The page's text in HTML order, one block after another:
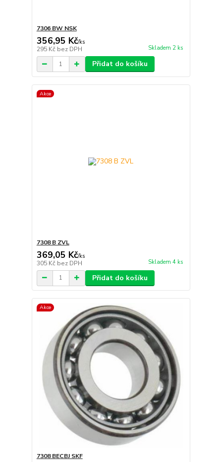
7306 BW NSK
356,95 Kč/ks
295 Kč bez DPH Skladem 2 ks
Přidat do košíku
Akce
7308 B ZVL
369,05 Kč/ks
305 Kč bez DPH Skladem 4 ks
Přidat do košíku
Akce
7308 BECBJ SKF